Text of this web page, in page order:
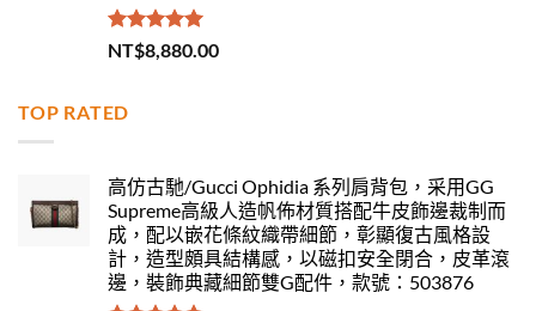
評分 5.00
滿分 5
NT$8,880.00
TOP RATED
高仿古馳/Gucci Ophidia 系列肩背包，采用GG
Supreme高級人造帆佈材質搭配牛皮飾邊裁制而
成，配以嵌花條紋織帶細節，彰顯復古風格設
計，造型頗具結構感，以磁扣安全閉合，皮革滾
邊，裝飾典藏細節雙G配件，款號：503876